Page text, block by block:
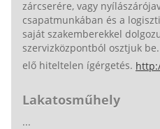
zárcserére, vagy
csapatmunkában és a
saját szakemberekkel
szervizközpontból osztjuk
elő hiteltelen ígérgetés.
Lakatosműhely
...